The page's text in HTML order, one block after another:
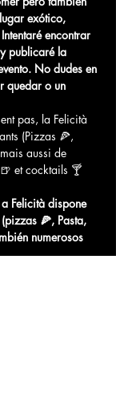
exótico,
encontrar
publicaré la
No dudes en
quedar o un
pas, la Felicità
(Pizzas 🍕,
aussi de
et cocktails 🍸
Felicità dispone
🍕, Pasta,
numerosos